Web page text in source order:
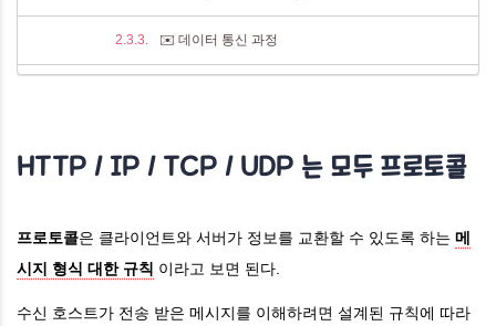
✉️ 데이터 통신 과정
📵 오류 제어(Error Control)
HTTP / IP / TCP / UDP 는 모두 프로토콜
프로토콜은 클라이언트와 서버가 정보를 교환할 수 있도록 하는 메
시지 형식 대한 규칙 이라고 보면 된다.
수신 호스트가 전송 받은 메시지를 이해하려면 설계된 규칙에 따라